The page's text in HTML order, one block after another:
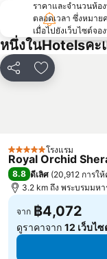
เอ็มอาร์ที สีลม
บีทีเอส ราชเทวี
เซ็นทรัลเวิลด์
MRT พระราม 9
บีทีเอส สะพานควาย
ดรีมเวิลด์
บีทีเอส พระโขนง
ราคาและจำนวนห้อ
ตลอดเวลา ซึ่งหมา
เมื่อไปยังเว็บไซต์จอ
หนึ่งในHotelsคะ
แชร์ เพิ่มในรายกา
5 ดาว โรงแรม
Royal Orchid
8.8 ดีเลิศ (20,912 การใ
3.2 km ถึง พระบรมมหา
จาก ฿4,072
ดูราคาจาก 12 เว็บไซ